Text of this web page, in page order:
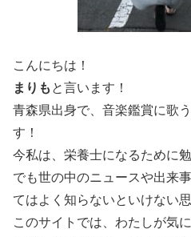
こんにちは！
まりも と言います！
青森県出身で、音楽鑑賞に歌
す！
今私は、栄養士になるために
でも世の中のニュースや出来
てはよく知らないといけない
このサイトでは、わたしが気